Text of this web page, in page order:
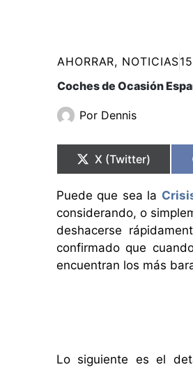
AHORRAR, NOTICIAS
Coches de Ocasión
Por Dennis
en
X (Twitter)
Puede que sea la
considerando, o
deshacerse
confirmado que
encuentran los más
Lo siguiente es el
en